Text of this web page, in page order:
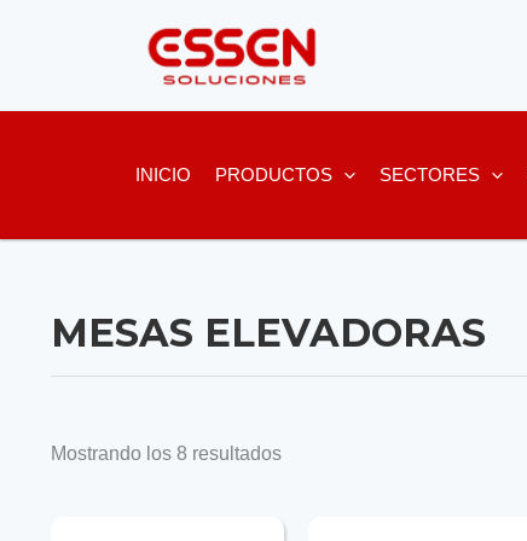
INICIO PRODUCTOS SECTORES
MESAS ELEVADORAS
Mostrando los 8 resultados